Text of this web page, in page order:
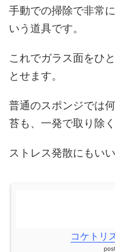
手動での掃除で非常
いう道具です。
これでガラス面をひ
とせます。
普通のスポンジでは
苔も、一発で取り除
ストレス発散にもい
コケトリ